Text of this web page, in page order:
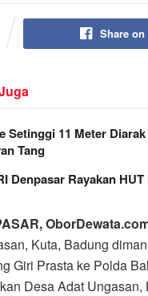
Share
Setinggi 11 Meter
Tang
Denpasar Rayakan
Kuta, Badung
Giri Prasta ke Polda
Desa Adat